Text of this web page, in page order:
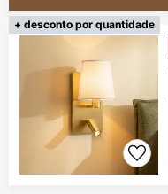
+ desconto por quantidade